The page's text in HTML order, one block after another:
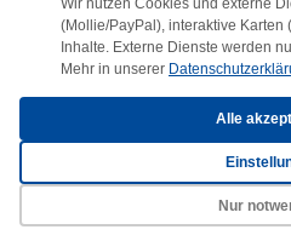
Folgen
E-
Wir nutzen Cookies und externe
(Mollie/PayPal), interaktive
Inhalte. Externe Dienste werden
Mehr in unserer
Alle
Nur